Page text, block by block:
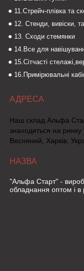
11.Стрейч-плівка та
12. Стенди, вивіски,
13. Сходи стемянки
14.Все для
15.Сітчасті
16.Примірювальні
Наш склад Альфа
знаходиться на
Весняний, Харків,
"Альфа Старт" -
обладнання оптом і в